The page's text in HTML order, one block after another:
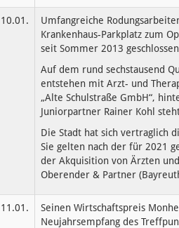
10.01.
Umfangreiche
Krankenhaus-Parkplatz zum
seit Sommer 2013
Auf dem rund sechstausend
entstehen mit Arzt- und
„Alte Schulstraße GmbH“,
Juniorpartner Rainer Kohl
Die Stadt hat sich vertraglich
Sie gelten nach der für 2021
der Akquisition von Ärzten
Oberender & Partner
11.01.
Seinen Wirtschaftspreis
Neujahrsempfang des